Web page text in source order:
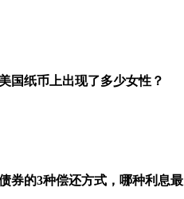
美国纸币上出现了多少女性？
券的3种偿还方式，哪种利息